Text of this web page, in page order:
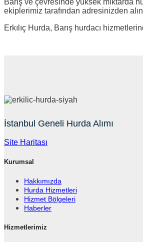
Barış ve çevresinde yüksek miktarda
ekiplerimiz tarafından adresinizden
Erkılıç Hurda, Barış hurdacı
İstanbul Geneli Hurda Alımı
Site Haritası
Kurumsal
Hakkımızda
Hurda Hizmetleri
Hizmet Bölgeleri
Haberler
Hizmetlerimiz